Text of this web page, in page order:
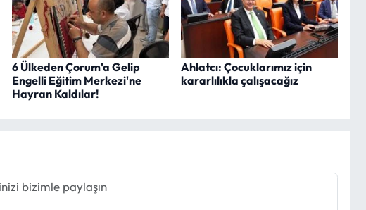
6 Ülkeden Çorum'a Gelip
Engelli Eğitim Merkezi'ne
Hayran Kaldılar!
Ahlatcı: Çocuklarımız için
kararlılıkla çalışacağız